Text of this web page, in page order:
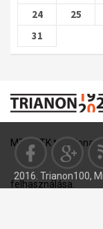
24
25
31
MTA BTK tulajdona,
felhasználása.
2016. Trianon100,